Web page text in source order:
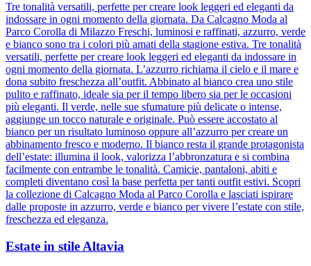
Tre tonalità versatili, perfette per creare look leggeri ed eleganti da
indossare in ogni momento della giornata. Da Calcagno Moda al
Parco Corolla di Milazzo Freschi, luminosi e raffinati, azzurro, verde
e bianco sono tra i colori più amati della stagione estiva. Tre tonalità
versatili, perfette per creare look leggeri ed eleganti da indossare in
ogni momento della giornata. L’azzurro richiama il cielo e il mare e
dona subito freschezza all’outfit. Abbinato al bianco crea uno stile
pulito e raffinato, ideale sia per il tempo libero sia per le occasioni
più eleganti. Il verde, nelle sue sfumature più delicate o intense,
aggiunge un tocco naturale e originale. Può essere accostato al
bianco per un risultato luminoso oppure all’azzurro per creare un
abbinamento fresco e moderno. Il bianco resta il grande protagonista
dell’estate: illumina il look, valorizza l’abbronzatura e si combina
facilmente con entrambe le tonalità. Camicie, pantaloni, abiti e
completi diventano così la base perfetta per tanti outfit estivi. Scopri
la collezione di Calcagno Moda al Parco Corolla e lasciati ispirare
dalle proposte in azzurro, verde e bianco per vivere l’estate con stile,
freschezza ed eleganza.
Estate in stile Altavia